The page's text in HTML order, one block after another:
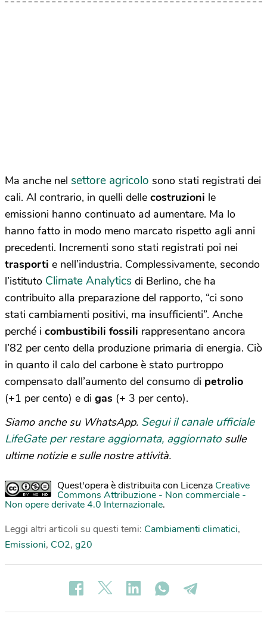
Ma anche nel settore agricolo sono stati registrati dei
cali. Al contrario, in quelli delle costruzioni le
emissioni hanno continuato ad aumentare. Ma lo
hanno fatto in modo meno marcato rispetto agli anni
precedenti. Incrementi sono stati registrati poi nei
trasporti e nell’industria. Complessivamente, secondo
l’istituto Climate Analytics di Berlino, che ha
contribuito alla preparazione del rapporto, “ci sono
stati cambiamenti positivi, ma insufficienti”. Anche
perché i combustibili fossili rappresentano ancora
l’82 per cento della produzione primaria di energia. Ciò
in quanto il calo del carbone è stato purtroppo
compensato dall’aumento del consumo di petrolio
(+1 per cento) e di gas (+ 3 per cento).
Siamo anche su WhatsApp. Segui il canale ufficiale
LifeGate per restare aggiornata, aggiornato sulle
ultime notizie e sulle nostre attività.
Quest'opera è distribuita con Licenza Creative
Commons Attribuzione - Non commerciale -
Non opere derivate 4.0 Internazionale.
Leggi altri articoli su questi temi: Cambiamenti climatici,
Emissioni, CO2, g20